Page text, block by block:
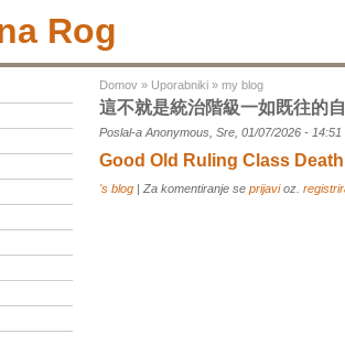
Rog
Domov » Uporabniki » my blog
這不就是統治階級一如既往的
Poslal-a Anonymous, Sre, 01/07/2026 - 14:51
Good Old Ruling Class
's blog | Za komentiranje se prijavioz.